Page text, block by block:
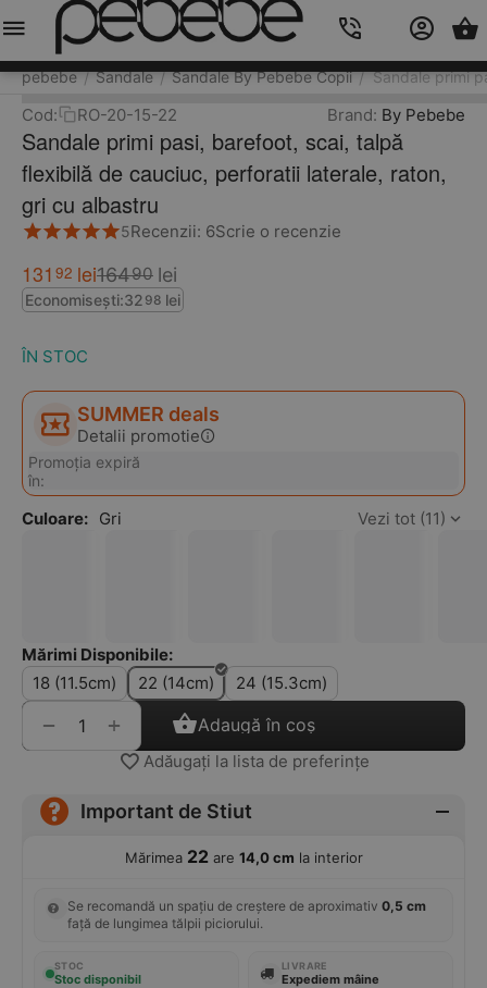
pebebe / Sandale / Sandale By Pebebe Copii / Sandale primi
Cod: RO-20-15-22 Brand: By Pebebe
Sandale primi pasi, barefoot, scai, talpă
flexibilă de cauciuc, perforatii laterale, raton,
gri cu albastru
5Recenzii: 6Scrie o recenzie
131 92 lei16490 lei
Economisești:32 98 lei
ÎN STOC
SUMMER deals
Detalii promotie
Promoția expiră
în:
Culoare: Gri Vezi tot (11)
Mărimi Disponibile:
18 (11.5cm)
22 (14cm) 24 (15.3cm)
+
− Adaugă în coș
Adăugați la lista de preferințe
Important de Stiut
Mărimea 22are 14,0 cm la interior
Se recomandă un spațiu de creștere de aproximativ 0,5 cm
față de lungimea tălpii piciorului.
STOC
Stoc disponibil
LIVRARE
Expediem mâine
Meniu Caută Cos